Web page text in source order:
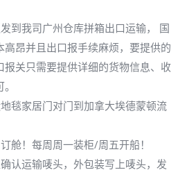
到我司广州仓库拼箱出口运输， 国
高昂并且出口报手续麻烦，要提供的
报关只需要提供详细的货物信息、收
毯家居门对门到加拿大埃德蒙顿流
舱！每周周一装柜/周五开船！
认运输唛头，外包装写上唛头，发